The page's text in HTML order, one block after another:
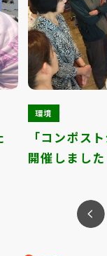
環境
「コンポス
開催しました